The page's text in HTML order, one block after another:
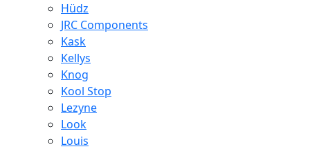
Hüdz
JRC Components
Kask
Kellys
Knog
Kool Stop
Lezyne
Look
Louis